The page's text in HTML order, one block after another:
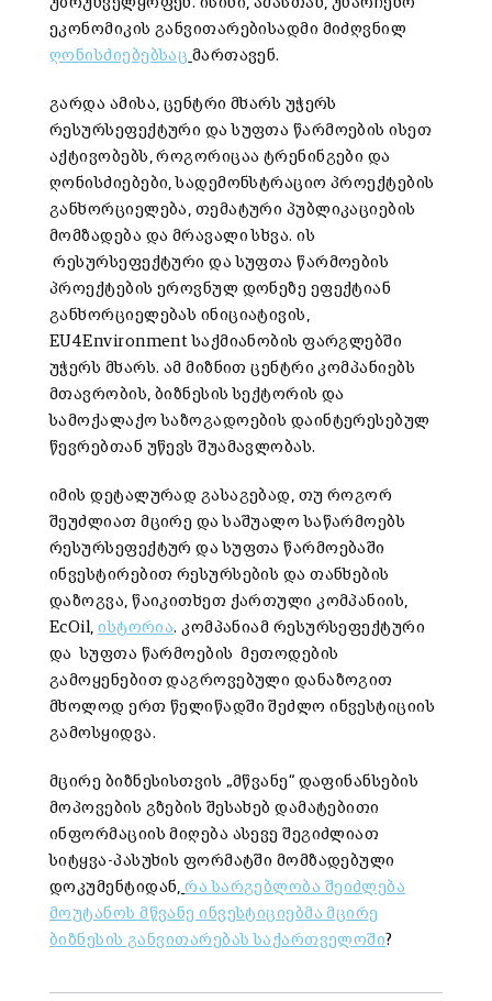
ეკონომიკის განვითარებისადმი მიძღვნილ
ღონისძიებებსაც მართავენ.
გარდა ამისა, ცენტრი მხარს უჭერს
რესურსეფექტური და სუფთა წარმოების ისეთ
აქტივობებს, როგორიცაა ტრენინგები და
ღონისძიებები, სადემონსტრაციო პროექტების
განხორციელება, თემატური პუბლიკაციების
მომზადება და მრავალი სხვა. ის
რესურსეფექტური და სუფთა წარმოების
პროექტების ეროვნულ დონეზე ეფექტიან
განხორციელებას ინიციატივის,
EU4Environment საქმიანობის ფარგლებში
უჭერს მხარს. ამ მიზნით ცენტრი კომპანიებს
მთავრობის, ბიზნესის სექტორის და
სამოქალაქო საზოგადოების დაინტერესებულ
წევრებთან უწევს შუამავლობას.
იმის დეტალურად გასაგებად, თუ როგორ
შეუძლიათ მცირე და საშუალო საწარმოებს
რესურსეფექტურ და სუფთა წარმოებაში
ინვესტირებით რესურსების და თანხების
დაზოგვა, წაიკითხეთ ქართული კომპანიის,
EcOil,ისტორია. კომპანიამ რესურსეფექტური
და სუფთა წარმოების მეთოდების
გამოყენებით დაგროვებული დანაზოგით
მხოლოდ ერთ წელიწადში შეძლო ინვესტიციის
გამოსყიდვა.
მცირე ბიზნესისთვის „მწვანე“ დაფინანსების
მოპოვების გზების შესახებ დამატებითი
ინფორმაციის მიღება ასევე შეგიძლიათ
სიტყვა-პასუხის ფორმატში მომზადებული
დოკუმენტიდან, რა სარგებლობა შეიძლება
მოუტანოს მწვანე ინვესტიციებმა მცირე
ბიზნესის განვითარებას საქართველოში?